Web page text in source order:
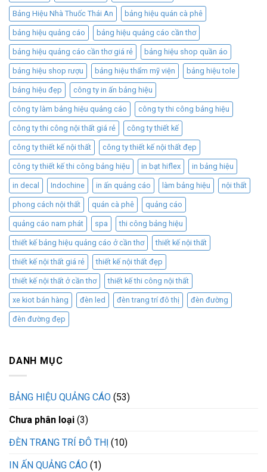
Bảng Hiệu Nhà Thuốc Thái An bảng hiệu quán cà phê
bảng hiệu quảng cáo bảng hiệu quảng cáo cần thơ
bảng hiệu quảng cáo cần thơ giá rẻ bảng hiệu shop quần áo
bảng hiệu shop rượu bảng hiệu thẩm mỹ viện bảng hiệu tole
bảng hiệu đẹp công ty in ấn bảng hiệu
công ty làm bảng hiệu quảng cáo công ty thi công bảng hiệu
công ty thi công nội thất giá rẻ công ty thiết kế
công ty thiết kế nội thất công ty thiết kế nội thất đẹp
công ty thiết kế thi công bảng hiệu in bạt hiflex in bảng hiệu
in decal Indochine in ấn quảng cáo làm bảng hiệu nội thất
phong cách nội thất quán cà phê quảng cáo
quảng cáo nam phát spa thi công bảng hiệu
thiết kế bảng hiệu quảng cáo ở cần thơ thiết kế nội thất
thiết kế nội thất giá rẻ thiết kế nội thất đẹp
thiết kế nội thất ở cần thơ thiết kế thi công nội thất
xe kiot bán hàng đèn led đèn trang trí đô thị đèn đường
đèn đường đẹp
DANH MỤC
BẢNG HIỆU QUẢNG CÁO (53)
Chưa phân loại (3)
ĐÈN TRANG TRÍ ĐÔ THỊ (10)
IN ẤN QUẢNG CÁO (1)